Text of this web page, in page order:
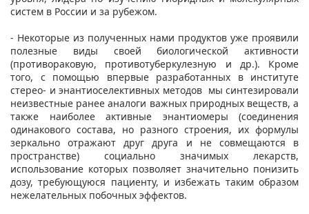
систем в России и за рубежом.
- Некоторые из полученных нами продуктов уже проявили
полезные виды своей биологической активности
(противораковую, противотуберкулезную и др.). Кроме
того, с помощью впервые разработанных в институте
стерео- и энантиоселективных методов мы синтезировали
неизвестные ранее аналоги важных природных веществ, а
также наиболее активные энантиомеры (соединения
одинакового состава, но разного строения, их формулы
зеркально отражают друг друга и не совмещаются в
пространстве) социально значимых лекарств,
использование которых позволяет значительно понизить
дозу, требующуюся пациенту, и избежать таким образом
нежелательных побочных эффектов.